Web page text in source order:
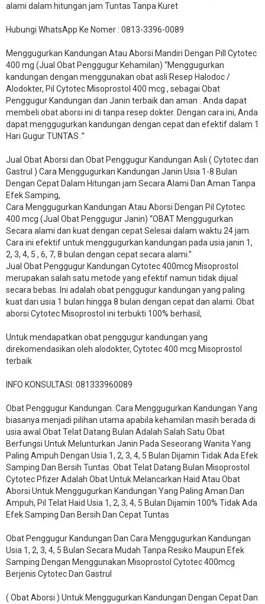
alami dalam hitungan jam Tuntas Tanpa Kuret
Hubungi WhatsApp Ke Nomer : 0813-3396-0089​
Menggugurkan Kandungan Atau Aborsi Mandiri Dengan Pill Cytotec
400 mg (Jual Obat Penggugur Kehamilan) “Menggugurkan
kandungan dengan menggunakan obat asli Resep Halodoc /
Alodokter, Pil Cytotec Misoprostol 400 mcg , sebagai Obat
Penggugur Kandungan dan Janin terbaik dan aman . Anda dapat
membeli obat aborsi ini di tanpa resep dokter. Dengan cara ini, Anda
dapat menggugurkan kandungan dengan cepat dan efektif dalam 1
Hari Gugur TUNTAS .”
Jual Obat Aborsi dan Obat Penggugur Kandungan Asli ( Cytotec dan
Gastrul ) Cara Menggugurkan Kandungan Janin Usia 1-8 Bulan
Dengan Cepat Dalam Hitungan jam Secara Alami Dan Aman Tanpa
Efek Samping,
Cara Menggugurkan Kandungan Atau Aborsi Dengan Pil Cytotec
400 mcg (Jual Obat Penggugur Janin) “OBAT Menggugurkan
Secara alami dan kuat dengan cepat Selesai dalam waktu 24 jam.
Cara ini efektif untuk menggugurkan kandungan pada usia janin 1,
2, 3, 4, 5 , 6, 7, 8 bulan dengan cepat secara alami.”
Jual Obat Penggugur Kandungan Cytotec 400mcg Misoprostol
merupakan salah satu metode yang efektif namun tidak dijual
secara bebas. Ini adalah obat penggugur kandungan yang paling
kuat dari usia 1 bulan hingga 8 bulan dengan cepat dan alami. Obat
aborsi Cytotec Misoprostol ini terbukti 100% berhasil,
Untuk mendapatkan obat penggugur kandungan yang
direkomendasikan oleh alodokter, Cytotec 400 mcg Misoprostol
terbaik
INFO KONSULTASI: 081333960089
​Obat Penggugur Kandungan. Cara Menggugurkan Kandungan Yang
biasanya menjadi pilihan utama apabila kehamilan masih berada di
usia awal Obat Telat Datang Bulan Adalah Salah Satu Obat
Berfungsi Untuk Melunturkan Janin Pada Seseorang Wanita Yang
Paling Ampuh Dengan Usia 1, 2, 3, 4, 5 Bulan Dijamin Tidak Ada Efek
Samping Dan Bersih Tuntas. Obat Telat Datang Bulan Misoprostol
Cytotec Pfizer Adalah Obat Untuk Melancarkan Haid Atau Obat
Aborsi Untuk Menggugurkan Kandungan Yang Paling Aman Dan
Ampuh, Pil Telat Haid Usia 1, 2, 3, 4, 5 Bulan Dijamin 100% Tidak Ada
Efek Samping Dan Bersih Dan Cepat Tuntas
Obat Penggugur Kandungan Dan Cara Menggugurkan Kandungan
Usia 1, 2, 3, 4, 5 Bulan Secara Mudah Tanpa Resiko Maupun Efek
Samping Dengan Menggunakan Misoprostol Cytotec 400mcg
Berjenis Cytotec Dan Gastrul
( Obat Aborsi ) Untuk Menggugurkan Kandungan Dengan Cepat Dan